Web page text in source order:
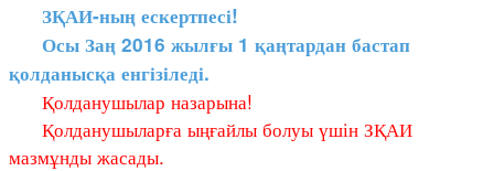
ЗҚАИ-ның ескертпесі!
Осы Заң 2016 жылғы 1 қаңтардан бастап
қолданысқа енгізіледі.
Қолданушылар назарына!
Қолданушыларға ыңғайлы болуы үшін ЗҚАИ
мазмұнды жасады.